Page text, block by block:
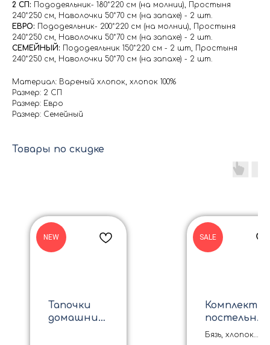
2 СП:
Пододеяльник- 180*220 см (на молнии), Простыня
240*250 см, Наволочки 50*70 см (на запахе) - 2 шт.
ЕВРО:
Пододеяльник- 200*220 см (на молнии), Простыня
240*250 см, Наволочки 50*70 см (на запахе) - 2 шт.
СЕМЕЙНЫЙ:
Пододеяльник 150*220 см - 2 шт, Простыня
240*250 см, Наволочки 50*70 см (на запахе) - 2 шт.
Материал: Вареный хлопок, хлопок 100%
Размер: 2 СП
Размер: Евро
Размер: Семейный
Товары по скидке
NEW
Тапочки
домашние
SALE
Комплект
постельно
го белья
Бязь, хлопок